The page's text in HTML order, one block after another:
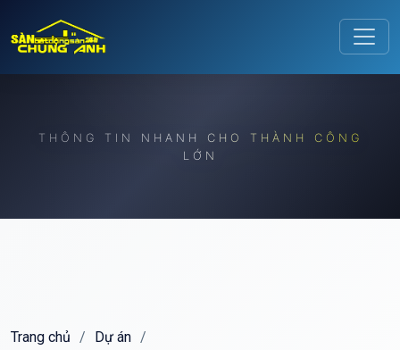
THÔNG TIN NHANH CHO THÀNH CÔNG
LỚN
Trang chủ / Dự án /